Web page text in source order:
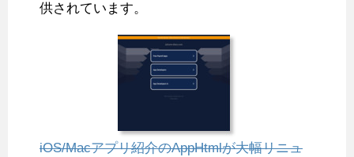
供されています。
iOS/Macアプリ紹介のAppHtmlが大幅リニュ